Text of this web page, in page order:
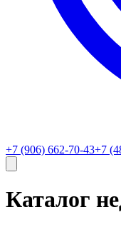
+7 (906) 662-70-43+7
Каталог